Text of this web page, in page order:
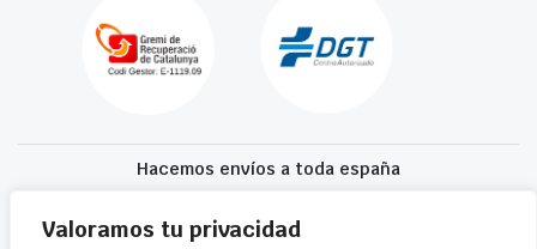
Valoramos tu privacidad
Hacemos envíos a toda españa
Recibe tu recambio en 24-72 horas